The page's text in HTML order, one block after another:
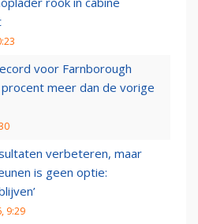
voor Farnborough
meer dan de vorige
verbeteren, maar
is geen optie:
9:29